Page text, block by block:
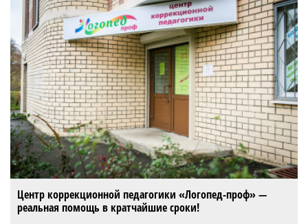
Центр коррекционной педагогики «Логопед-проф» —
реальная помощь в кратчайшие сроки!